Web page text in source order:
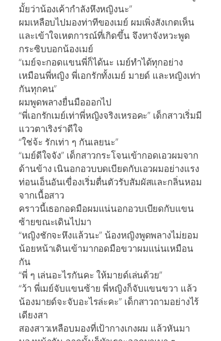
มั้ยว่าน้องเค้ากำลังหึงหญิงนะ”
ผมเหลือบไปมองท่าทีของเมย์ ผมเพิ่งสังเกตเห็น
และเข้าใจเหตการณ์ที่เกิดขึ้น จึงหาจังหวะพูด
กระซิบบอกน้องเมย์
“เมย์จะกอดแขนพี่ก็ได้นะ เมย์ทำได้ทุกอย่าง
เหมือนพี่หญิง พี่เอกรักทั้งเมย์ มายด์ และหญิงเท่า
กันทุกคน”
ผมพูดพลางยื่นมือออกไป
“พี่เอกรักเมย์เท่าพี่หญิงจริงเหรอคะ” เด็กสาวเริ่มมี
แววตาเริงร่าดีใจ
“ใช่จ้ะ รักเท่า ๆ กันเลยนะ”
“เมย์ดีใจจัง” เด็กสาวกระโจนเข้ากอดเอวผมจาก
ด้านข้าง เนินอกอวบบดเบียดกับเอวผมอย่างแรง
ท่อนเอ็นอันเขื่องเริ่มตื่นตัวรับสัมผัสและกลิ่นหอม
จากเนื้อสาว
คราวนี้เธอกอดมือผมแน่นอกอวบเบียดกับแขน
ซ้ายขณะเดินไปมา
“หญิงชักจะหึงแล้วนะ” น้องหญิงพูดพลางไม่ยอม
น้อยหน้าเดินเข้ามากอดมือขวาผมแน่นเหมือน
กัน
“พี่ ๆ เล่นอะไรกันคะ ให้มายด์เล่นด้วย”
“ว้า พี่เมย์จับแขนซ้าย พี่หญิงก็จับแขนขวา แล้ว
น้องมายด์จะจับอะไรล่ะคะ” เด็กสาวถามอย่างไร้
เดียงสา
สองสาวเหลือบมองที่เป้ากางเกงผม แล้วหันมา